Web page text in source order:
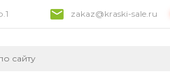
zakaz@kraski-sale.ru